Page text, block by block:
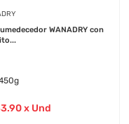
WANADRY con
.90x Und